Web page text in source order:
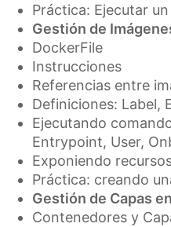
Práctica: Ejecutar
Gestión de
DockerFile
Instrucciones
Referencias entre
Definiciones: Label,
Ejecutando
Entrypoint, User,
Exponiendo
Práctica: creando
Gestión de Capas
Contenedores y